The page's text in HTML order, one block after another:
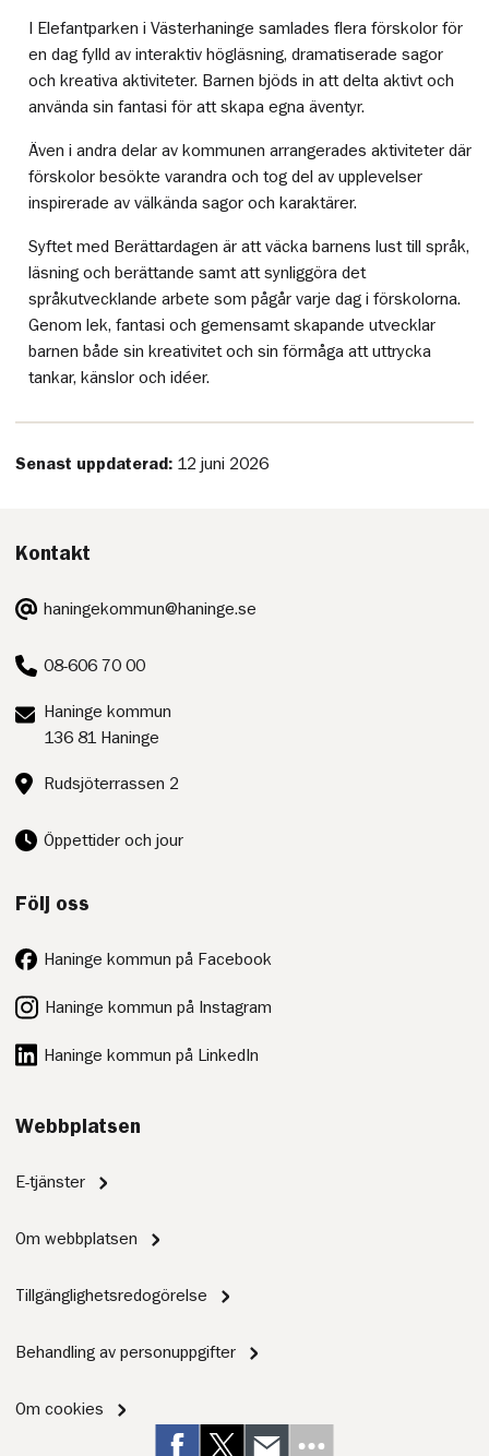
I Elefantparken i Västerhaninge samlades flera förskolor för
en dag fylld av interaktiv högläsning, dramatiserade sagor
och kreativa aktiviteter. Barnen bjöds in att delta aktivt och
använda sin fantasi för att skapa egna äventyr.
Även i andra delar av kommunen arrangerades aktiviteter där
förskolor besökte varandra och tog del av upplevelser
inspirerade av välkända sagor och karaktärer.
Syftet med Berättardagen är att väcka barnens lust till språk,
läsning och berättande samt att synliggöra det
språkutvecklande arbete som pågår varje dag i förskolorna.
Genom lek, fantasi och gemensamt skapande utvecklar
barnen både sin kreativitet och sin förmåga att uttrycka
tankar, känslor och idéer.
Senast uppdaterad: 12 juni 2026
Kontakt
E-
post:
haningekommun@haninge.se
Telefon:
08-606 70 00
Postadress:
Haninge kommun
136 81 Haninge
Besöksadress:
Rudsjöterrassen 2
Öppettider och jour
Följ oss
Haninge kommun på Facebook
Haninge kommun på Instagram
Haninge kommun på LinkedIn
Webbplatsen
E-tjänster
Om webbplatsen
Tillgänglighetsredogörelse
Behandling av personuppgifter
Om cookies